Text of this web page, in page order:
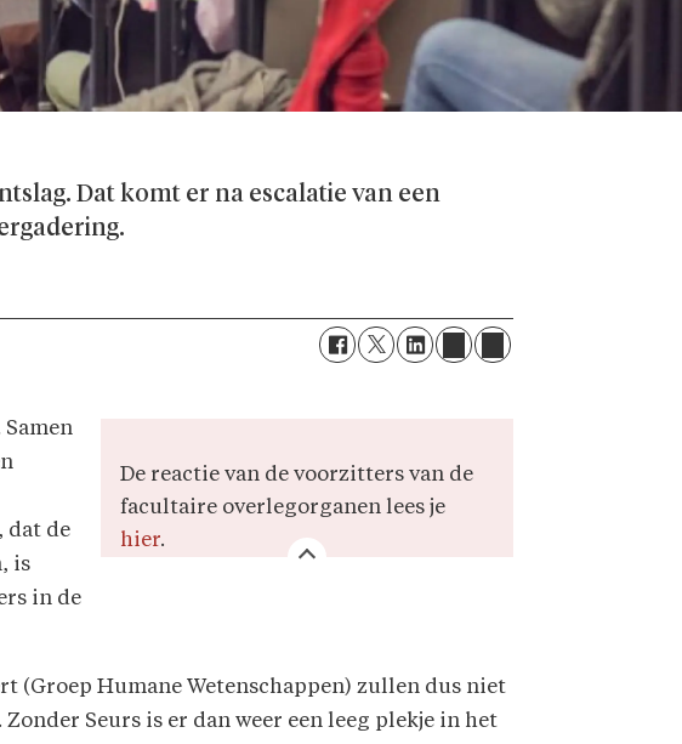
Dat komt er na escalatie van een
De reactie van de voorzitters van de
facultaire overlegorganen lees je
hier.
dat de
is
in de
(Groep Humane Wetenschappen) zullen dus niet
Seurs is er dan weer een leeg plekje in het